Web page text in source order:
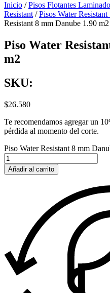
Inicio /Pisos Flotantes
Resistant /Pisos Water
Resistant 8 mm Danube 1.90 m2
Piso Water
m2
SKU:
$26.580
Te recomendamos agregar un
pérdida al momento del corte.
Piso Water Resistant 8 mm
Añadir al carrito